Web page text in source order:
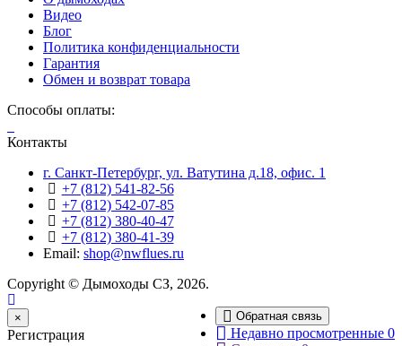
Видео
Блог
Политика конфиденциальности
Гарантия
Обмен и возврат товара
Способы оплаты:
Контакты
г. Санкт-Петербург, ул. Ватутина д.18, офис. 1
+7 (812) 541-82-56
+7 (812) 542-07-85
+7 (812) 380-40-47
+7 (812) 380-41-39
Email: shop@nwflues.ru
Copyright © Дымоходы СЗ, 2026.
Обратная связь
Недавно просмотренные 0
×
Регистрация